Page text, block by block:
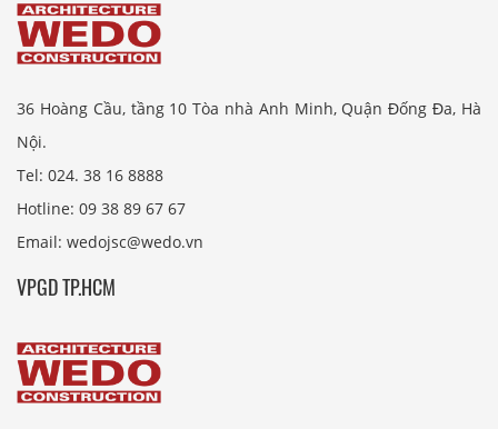
36 Hoàng Cầu, tầng 10 Tòa nhà Anh Minh, Quận Đống Đa, Hà
Nội.
Tel: 024. 38 16 8888
Hotline: 09 38 89 67 67
Email: wedojsc@wedo.vn
VPGD TP.HCM